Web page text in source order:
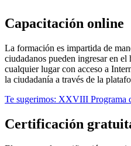
Capacitación online
La formación es impartida de
ciudadanos pueden ingresar en
cualquier lugar con acceso a
la ciudadanía a través de la
Te sugerimos: XXVIII Programa
Certificación